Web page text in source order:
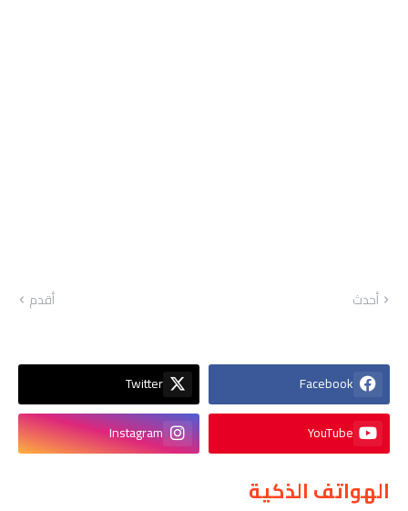
أحدث أقدم
Facebook
Twitter
YouTube
Instagram
الهواتف الذكية